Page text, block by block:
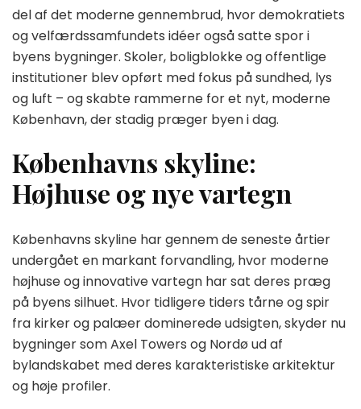
del af det moderne gennembrud, hvor demokratiets
og velfærdssamfundets idéer også satte spor i
byens bygninger. Skoler, boligblokke og offentlige
institutioner blev opført med fokus på sundhed, lys
og luft – og skabte rammerne for et nyt, moderne
København, der stadig præger byen i dag.
Københavns skyline:
Højhuse og nye vartegn
Københavns skyline har gennem de seneste årtier
undergået en markant forvandling, hvor moderne
højhuse og innovative vartegn har sat deres præg
på byens silhuet. Hvor tidligere tiders tårne og spir
fra kirker og palæer dominerede udsigten, skyder nu
bygninger som Axel Towers og Nordø ud af
bylandskabet med deres karakteristiske arkitektur
og høje profiler.